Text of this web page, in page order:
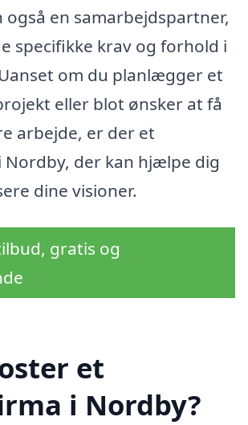
også en samarbejdspartner,
specifikke krav og forhold i
om du planlægger et
eller blot ønsker at få
arbejde, er der et
der kan hjælpe dig
dine visioner.
gratis og
et
i Nordby?